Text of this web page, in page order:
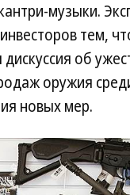
музыки.
тем,
об
оружия
новых мер.